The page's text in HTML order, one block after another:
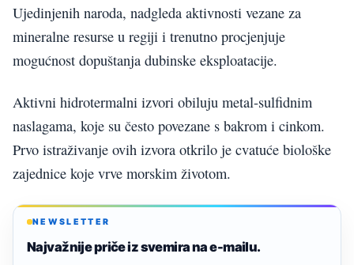
Ujedinjenih naroda, nadgleda aktivnosti vezane za
mineralne resurse u regiji i trenutno procjenjuje
mogućnost dopuštanja dubinske eksploatacije.
Aktivni hidrotermalni izvori obiluju metal-sulfidnim
naslagama, koje su često povezane s bakrom i cinkom.
Prvo istraživanje ovih izvora otkrilo je cvatuće biološke
zajednice koje vrve morskim životom.
NEWSLETTER
Najvažnije priče iz svemira na e-mailu.